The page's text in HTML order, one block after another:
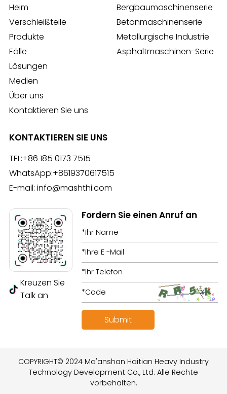
Heim
Verschleißteile
Produkte
Fälle
Lösungen
Medien
Über uns
Kontaktieren Sie uns
Bergbaumaschinenserie
Betonmaschinenserie
Metallurgische Industrie
Asphaltmaschinen-Serie
KONTAKTIEREN SIE UNS
TEL:+86 185 0173 7515
WhatsApp:+8619370617515
E-mail: info@mashthi.com
Kreuzen Sie
Talk an
Fordern Sie einen Anruf an
COPYRIGHT© 2024 Ma'anshan Haitian Heavy Industry
Technology Development Co., Ltd. Alle Rechte
vorbehalten.